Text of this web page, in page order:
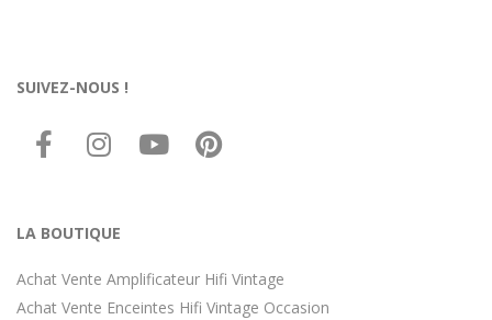
SUIVEZ-NOUS !
LA BOUTIQUE
Achat Vente Amplificateur Hifi Vintage
Achat Vente Enceintes Hifi Vintage Occasion